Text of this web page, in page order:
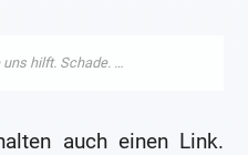
auch einen Link.